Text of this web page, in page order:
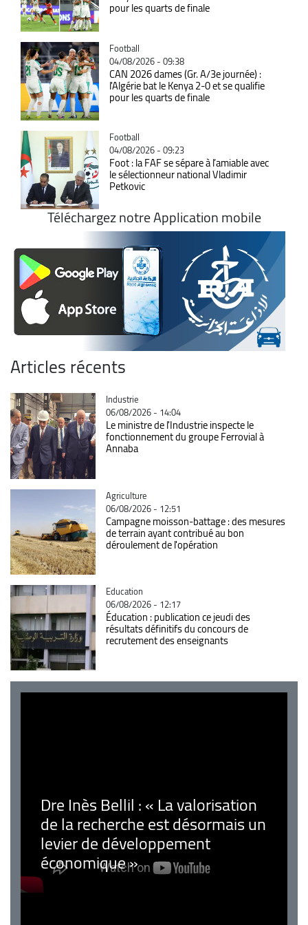
pour les quarts de finale
Catégorie
Football
04/08/2026 - 09:38
CAN 2026 dames (Gr. A/3e journée) :
l'Algérie bat le Kenya 2-0 et se qualifie
pour les quarts de finale
Catégorie
Football
04/08/2026 - 09:23
Foot : la FAF se sépare à l’amiable avec
le sélectionneur national Vladimir
Petkovic
Téléchargez notre Application mobile
Articles récents
Catégorie
Industrie
06/08/2026 - 14:04
Le ministre de l'Industrie inspecte le
fonctionnement du groupe Ferrovial à
Annaba
Catégorie
Agriculture
06/08/2026 - 12:51
Campagne moisson-battage : des mesures
de terrain ayant contribué au bon
déroulement de l'opération
Catégorie
Education
06/08/2026 - 12:17
Éducation : publication ce jeudi des
résultats définitifs du concours de
recrutement des enseignants
Dre Inès Bellil : « La valorisation
de la recherche est désormais un
levier de développement
économique »